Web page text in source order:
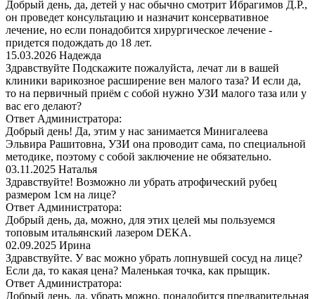
Добрый день, да, детей у нас обычно смотрит Ибрагимов Д.Р.,
он проведет консультацию и назначит консервативное
лечение, но если понадобится хирургическое лечение -
придется подождать до 18 лет.
15.03.2026 Надежда
Здравствуйте Подскажите пожалуйста, лечат ли в вашей
клиники варикозное расширение вен малого таза? И если да,
то на первичный приём с собой нужно УЗИ малого таза или у
вас его делают?
Ответ Администратора:
Добрый день! Да, этим у нас занимается Минигалеева
Эльвира Рашитовна, УЗИ она проводит сама, по специальной
методике, поэтому с собой заключение не обязательно.
03.11.2025 Наталья
Здравствуйте! Возможно ли убрать атрофический рубец
размером 1см на лице?
Ответ Администратора:
Добрый день, да, можно, для этих целей мы пользуемся
топовым итальянский лазером DEKA.
02.09.2025 Ирина
Здравствуйте. У вас можно убрать лопнувшей сосуд на лице?
Если да, то какая цена? Маленькая точка, как прыщик.
Ответ Администратора:
Добрый день, да, убрать можно, понадобится предварительная